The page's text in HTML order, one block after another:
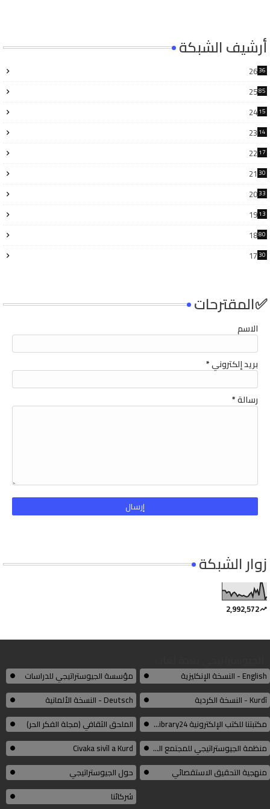
أرشيف الشبكة
2636
2585
2415
6
23 14
6
2217
3
21 30
6
2033
8
1913
7
1880
1730
4
✅المقترحات
الاسم
بريد إلكتروني*
رسالة*
زوار الشبكة
2,992,572
مؤسسة الجيوستراتيجي للدراسات
English - النسخة الإنكليزية
Deutsch - النسخة الألمانية
Kurdî - النسخة الكردية
الملحق الثقافي (مجلة الفكر الحر)
مكتبتنا للكتب الإلكترونية Thelibrary24
Civaka sivîl a Kurd
منظمة الجيوستراتيجي للمجتمع المدني الكوردي
حول الجيوستراتيجي
منهجية التحقيق الاستقصائي
شركائنا